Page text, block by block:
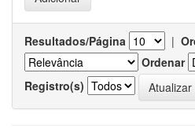
Resultados/Página |
Ordenar
Registro(s)